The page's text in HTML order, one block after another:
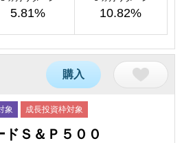
5.81% 10.82%
購入
象 成長投資枠対象
Ｓ＆Ｐ５００